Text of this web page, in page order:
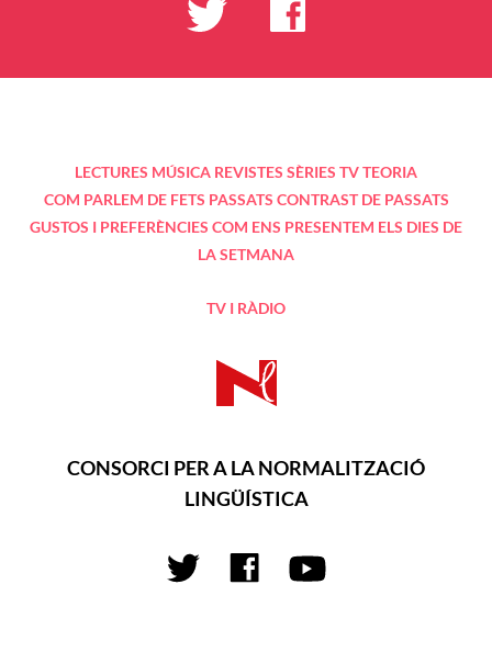
LECTURES MÚSICA REVISTES SÈRIES TVTEORIA
COM PARLEM DE FETS PASSATS CONTRAST DE PASSATS
GUSTOS I PREFERÈNCIES COM ENS PRESENTEM ELS DIES DE
LA SETMANA
TV I RÀDIO
CONSORCI PER A LA NORMALITZACIÓ
LINGÜÍSTICA